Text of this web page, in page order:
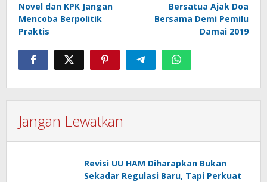
Novel dan KPK Jangan
Mencoba Berpolitik
Praktis
Bersatua Ajak Doa
Bersama Demi Pemilu
Damai 2019
Jangan Lewatkan
Revisi UU HAM Diharapkan Bukan
Sekadar Regulasi Baru, Tapi Perkuat